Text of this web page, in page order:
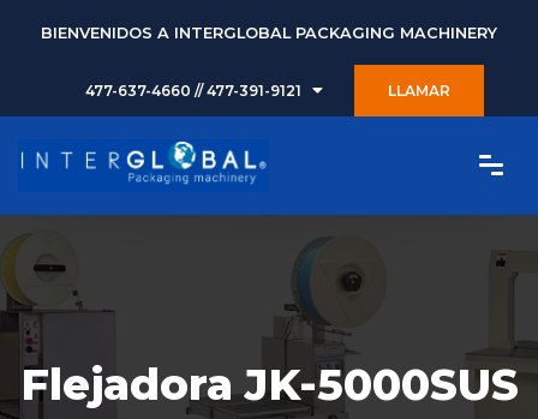
BIENVENIDOS A INTERGLOBAL PACKAGING MACHINERY
477-637-4660 // 477-391-9121 LLAMAR
Flejadora JK-5000SUS